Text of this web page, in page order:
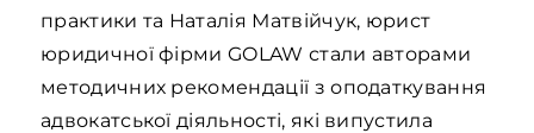
практики та Наталія Матвійчук, юрист
юридичної фірми GOLAW стали авторами
методичних рекомендації з оподаткування
адвокатської діяльності, які випустила